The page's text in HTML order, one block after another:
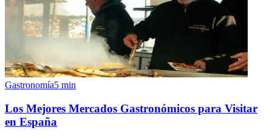
Gastronomía5 min
Los Mejores Mercados Gastronómicos para Visitar
en España